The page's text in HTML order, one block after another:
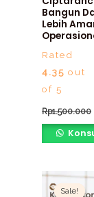
Bangun
Lebih
Rated
4.35 out
of 5
Rp1.500.000
Sale!
Sale!